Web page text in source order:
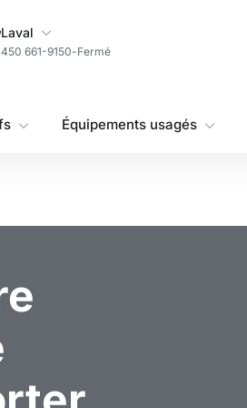
Ma succursale
Laval
450 661-9150-Fermé
Équipements usagés